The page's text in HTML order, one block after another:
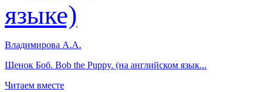
Владимирова А.А.
Щенок Боб. Bob the Puppy. (на английском язык...
Читаем вместе